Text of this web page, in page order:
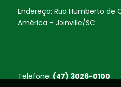
Endereço: Rua Humberto de
América – Joinville/SC
Telefone: (47) 3026-0100